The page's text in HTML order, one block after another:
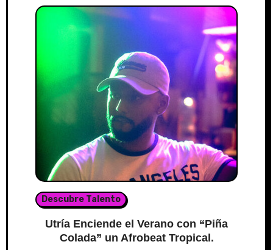
Descubre Talento
Utría Enciende el Verano con “Piña
Colada” un Afrobeat Tropical.